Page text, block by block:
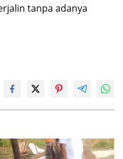
tanpa adanya